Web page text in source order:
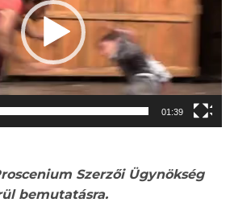
01:39
Szerzői Ügynökség
bemutatásra.